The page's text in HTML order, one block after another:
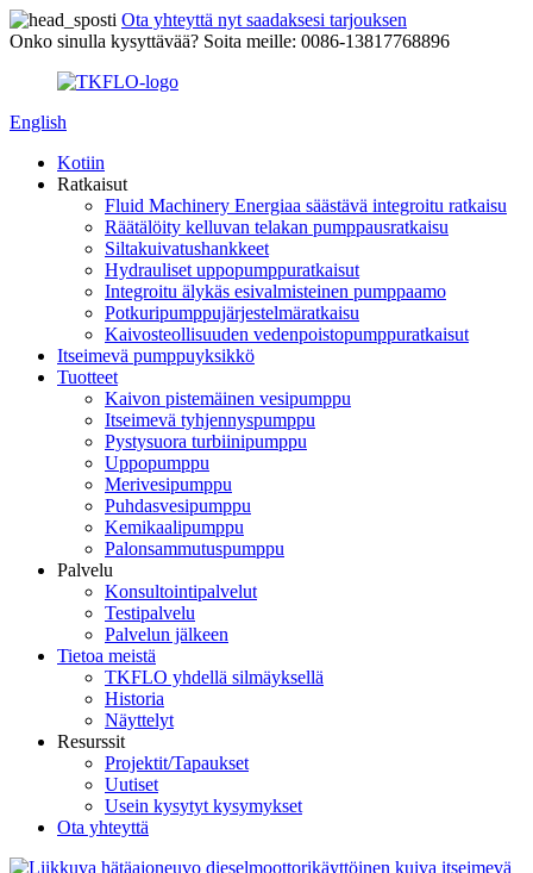
Ota yhteyttä nyt saadaksesi tarjouksen
Onko sinulla kysyttävää? Soita meille: 0086-13817768896
English
Kotiin
Ratkaisut
Fluid Machinery Energiaa säästävä integroitu ratkaisu
Räätälöity kelluvan telakan pumppausratkaisu
Siltakuivatushankkeet
Hydrauliset uppopumppuratkaisut
Integroitu älykäs esivalmisteinen pumppaamo
Potkuripumppujärjestelmäratkaisu
Kaivosteollisuuden vedenpoistopumppuratkaisut
Itseimevä pumppuyksikkö
Tuotteet
Kaivon pistemäinen vesipumppu
Itseimevä tyhjennyspumppu
Pystysuora turbiinipumppu
Uppopumppu
Merivesipumppu
Puhdasvesipumppu
Kemikaalipumppu
Palonsammutuspumppu
Palvelu
Konsultointipalvelut
Testipalvelu
Palvelun jälkeen
Tietoa meistä
TKFLO yhdellä silmäyksellä
Historia
Näyttelyt
Resurssit
Projektit/Tapaukset
Uutiset
Usein kysytyt kysymykset
Ota yhteyttä